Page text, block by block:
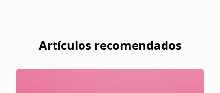
Artículos recomendados